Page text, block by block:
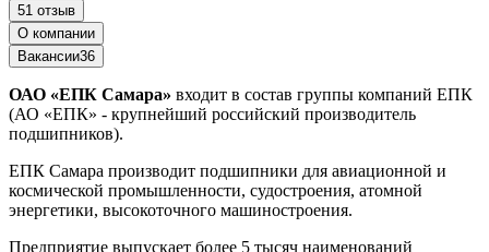
51 отзыв
О компании
Вакансии36
ОАО «ЕПК Самара» входит в состав группы компаний ЕПК
(АО «ЕПК» - крупнейший российский производитель
подшипников).
ЕПК Самара производит подшипники для авиационной и
космической промышленности, судостроения, атомной
энергетики, высокоточного машиностроения.
Предприятие выпускает более 5 тысяч наименований